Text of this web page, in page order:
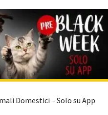
Domestici – Solo su App